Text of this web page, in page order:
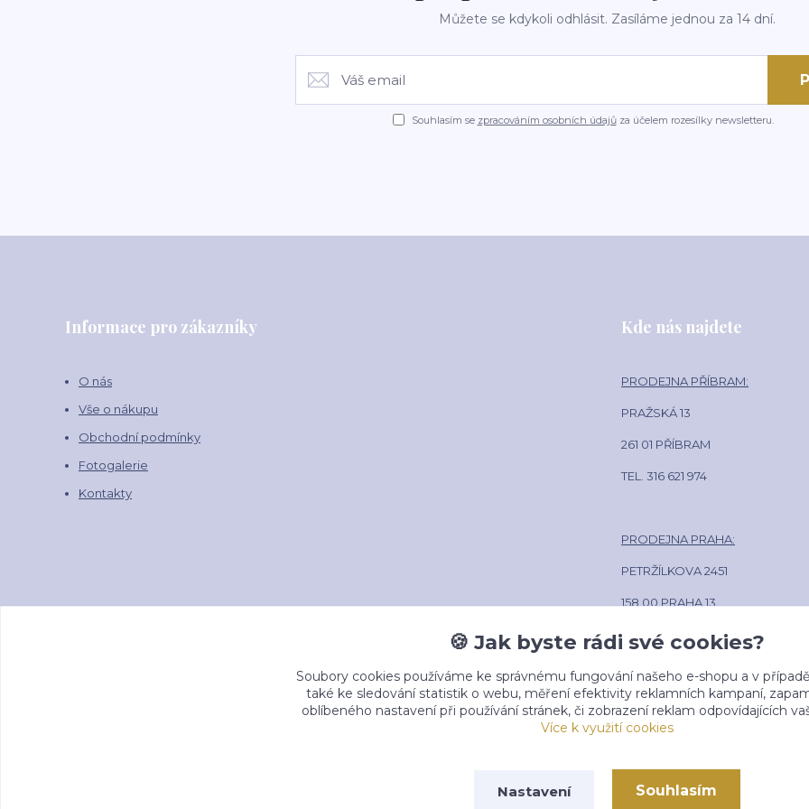
Můžete se kdykoli odhlásit. Zasíláme jednou za 14 dní.
Souhlasím se zpracováním osobních údajůza účelem rozesílky newsletteru.
Informace pro zákazníky
O nás
Vše o nákupu
Obchodní podmínky
Fotogalerie
Kontakty
Kde nás najdete
PRODEJNA PŘÍBRAM:
PRAŽSKÁ 13
261 01 PŘÍBRAM
TEL. 316 621 974
PRODEJNA PRAHA:
PETRŽÍLKOVA 2451
158 00 PRAHA 13
POLIKLINIKA LÍPA CENTRUM
🍪 Jak byste rádi své cookies?
Soubory cookies používáme ke správnému fungování našeho e-shopu a v
také ke sledování statistik o webu, měření efektivity reklamních kampaní,
oblíbeného nastavení při používání stránek, či zobrazení reklam odpovídajících
Více k využití cookies
Nastavení Souhlasím